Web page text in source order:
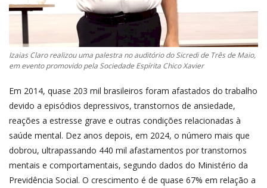
Izaias Claro realizou uma palestra no auditório do Sicredi de Três de Maio,
em evento promovido pela Sociedade Espírita Chico Xavier
Em 2014, quase 203 mil brasileiros foram afastados do trabalho
devido a episódios depressivos, transtornos de ansiedade,
reações a estresse grave e outras condições relacionadas à
saúde mental. Dez anos depois, em 2024, o número mais que
dobrou, ultrapassando 440 mil afastamentos por transtornos
mentais e comportamentais, segundo dados do Ministério da
Previdência Social. O crescimento é de quase 67% em relação a